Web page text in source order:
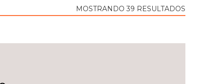
MOSTRANDO 39 RESULTADOS